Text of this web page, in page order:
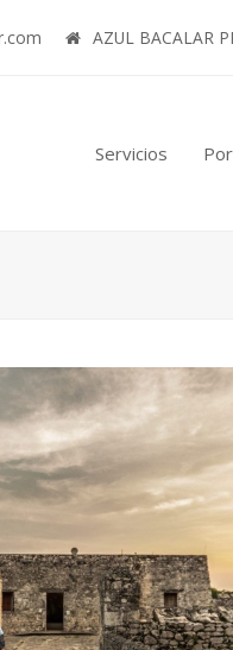
AZUL BACALAR
Servicios